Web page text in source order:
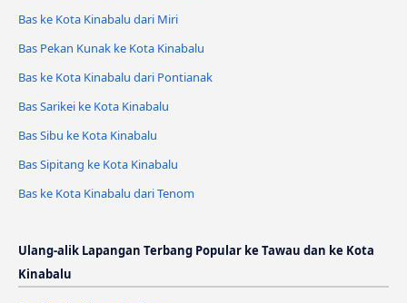
Bas ke Kota Kinabalu dari Miri
Bas Pekan Kunak ke Kota Kinabalu
Bas ke Kota Kinabalu dari Pontianak
Bas Sarikei ke Kota Kinabalu
Bas Sibu ke Kota Kinabalu
Bas Sipitang ke Kota Kinabalu
Bas ke Kota Kinabalu dari Tenom
Ulang-alik Lapangan Terbang Popular ke Tawau dan ke Kota
Kinabalu